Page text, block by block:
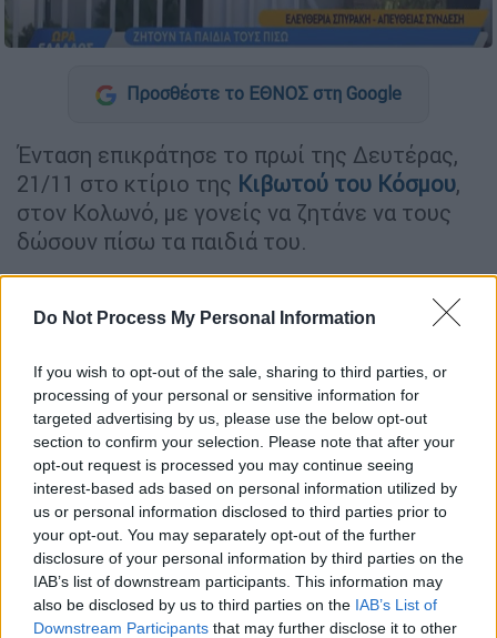
Do Not Process My Personal Information
If you wish to opt-out of the sale, sharing to third parties, or
processing of your personal or sensitive information for
targeted advertising by us, please use the below opt-out
section to confirm your selection. Please note that after your
opt-out request is processed you may continue seeing
interest-based ads based on personal information utilized by
us or personal information disclosed to third parties prior to
your opt-out. You may separately opt-out of the further
disclosure of your personal information by third parties on the
IAB’s list of downstream participants. This information may
also be disclosed by us to third parties on the IAB’s List of
Downstream Participants that may further disclose it to other
Προσθέστε το ΕΘΝΟΣ στη Google
Ένταση επικράτησε το πρωί της Δευτέρας,
21/11 στο κτίριο της Κιβωτού του Κόσμου,
στον Κολωνό, με γονείς να ζητάνε να τους
δώσουν πίσω τα παιδιά του.
την πόρτα για να μπουν, ενώ στη συνέχεια
Ένας πατέρας από τηΣυρίαζητούσε
φωνάζοντας να δει τον πατήρ Αντώνιο και
να του δώσουν πίσω τα παιδιά του, τα οποία
προφανώς φιλοξενούνται στη δομή.
Ο ίδιος μιλώντας στους δημοσιογράφους
είπε ότι «τους έχουν πάρει τα παιδιά» για να
τα «πουλήσουν» κι ότι «πρέπει να γίνουν
υιοθεσίες».